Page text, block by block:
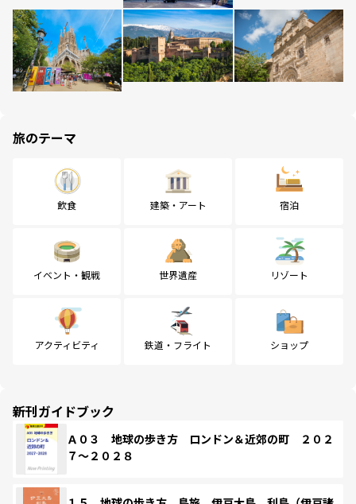
旅のテーマ
飲食 建築・アート 宿泊
イベント・観戦 世界遺産 リゾート
アクティビティ 鉄道・フライト ショップ
新刊ガイドブック
Ａ０３ 地球の歩き方 ロンドン＆近郊の町 ２０２
７～２０２８